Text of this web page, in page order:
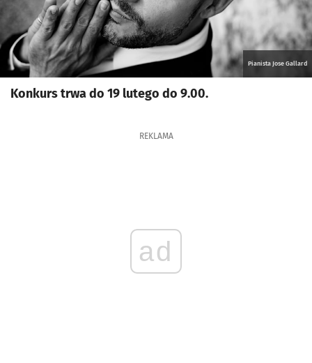
Pianista Jose Gallard
Konkurs trwa do 19 lutego do 9.00.
REKLAMA
ad